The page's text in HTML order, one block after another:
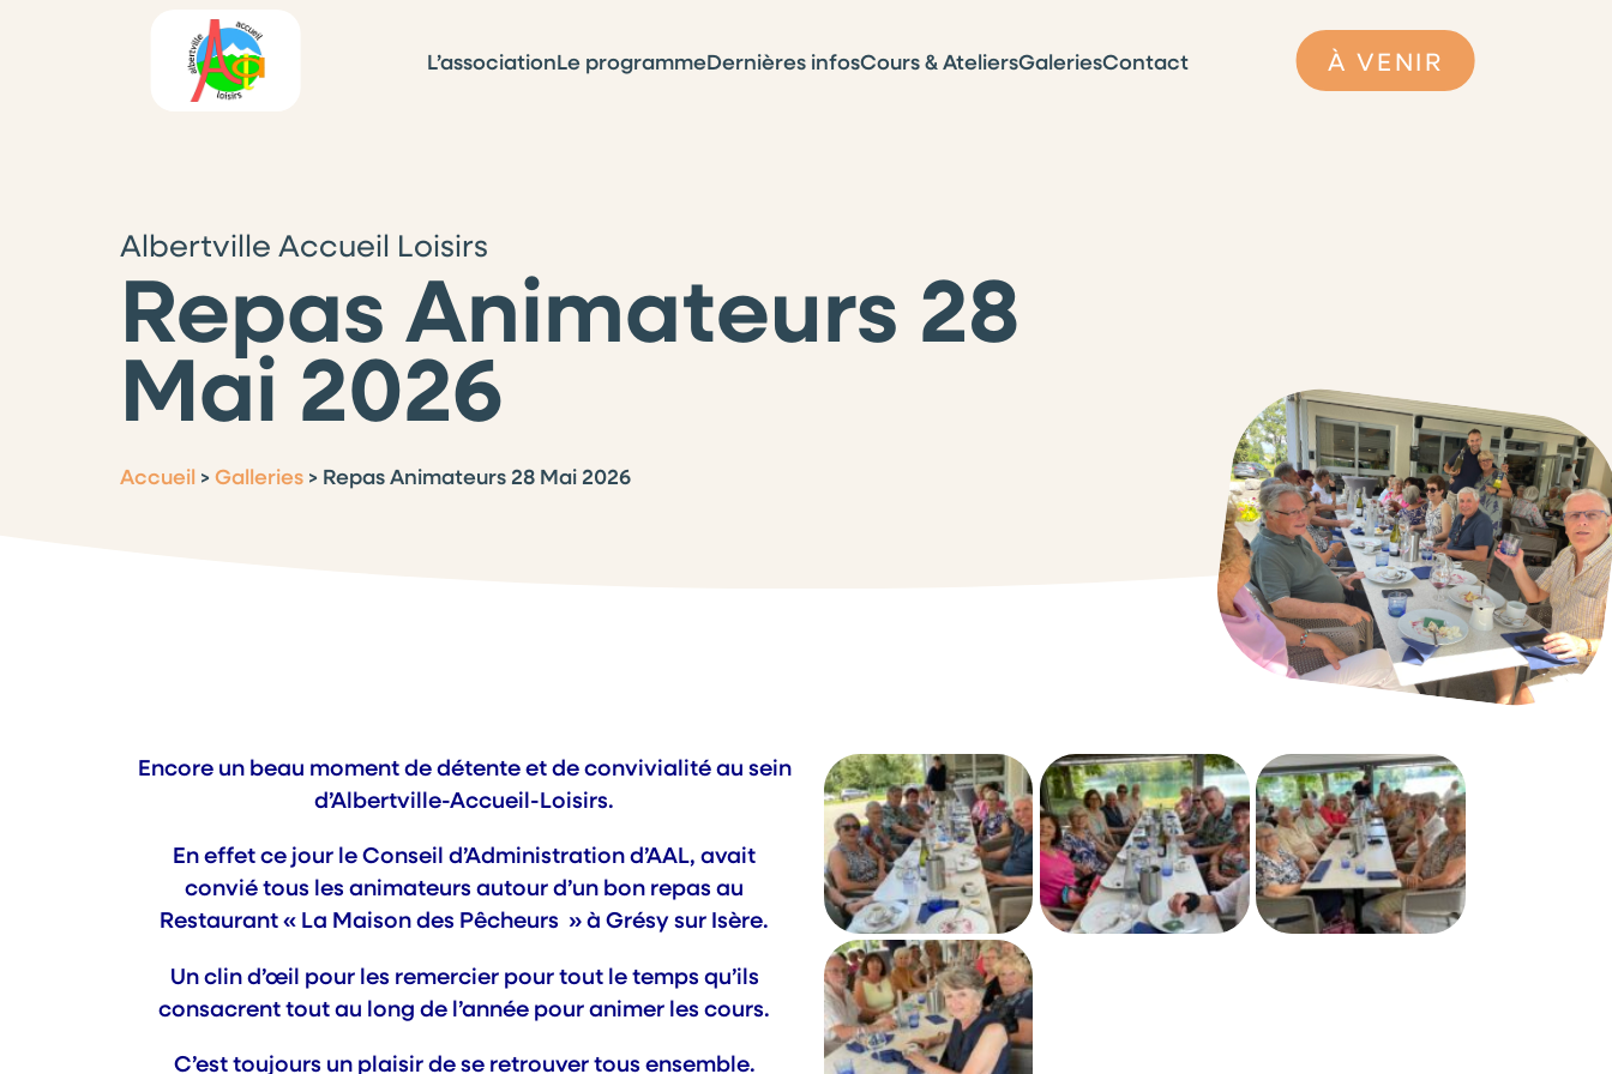
L’associationLe programmeDernières infosCours & AteliersGaleriesContact À VENIR
Albertville Accueil Loisirs
Repas Animateurs 28
Mai 2026
Accueil > Galleries > Repas Animateurs 28 Mai 2026
Encore un beau moment de détente et de convivialité au sein
d’Albertville-Accueil-Loisirs.
En effet ce jour le Conseil d’Administration d’AAL, avait
convié tous les animateurs autour d’un bon repas au
Restaurant « La Maison des Pêcheurs » à Grésy sur Isère.
Un clin d’œil pour les remercier pour tout le temps qu’ils
consacrent tout au long de l’année pour animer les cours.
C’est toujours un plaisir de se retrouver tous ensemble.